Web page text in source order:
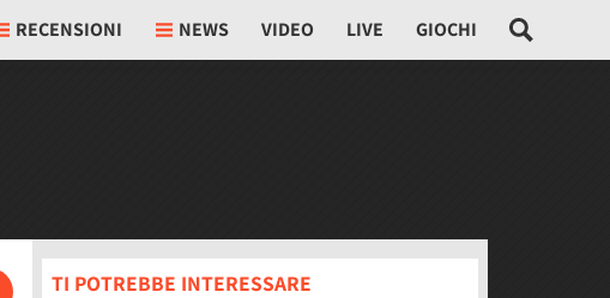
RECENSIONI NEWS VIDEO LIVE GIOCHI
TI POTREBBE INTERESSARE